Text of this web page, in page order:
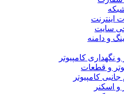
اینترنت
سایت
و دامنه
و نگهداری کامپیوتر
و قطعات
جانبی کامپیوتر
و اسکنر